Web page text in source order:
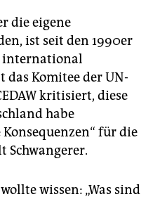
die eigene
ist seit den 1990er
international
das Komitee der UN-
kritisiert, diese
habe
Konsequenzen“ für die
Schwangerer.
wissen: „Was sind